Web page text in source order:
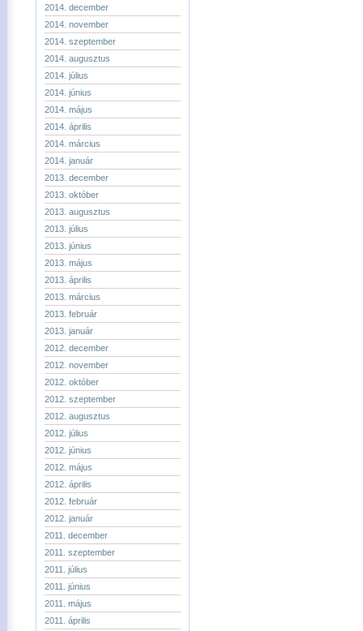
2014. december
2014. november
2014. szeptember
2014. augusztus
2014. július
2014. június
2014. május
2014. április
2014. március
2014. január
2013. december
2013. október
2013. augusztus
2013. július
2013. június
2013. május
2013. április
2013. március
2013. február
2013. január
2012. december
2012. november
2012. október
2012. szeptember
2012. augusztus
2012. július
2012. június
2012. május
2012. április
2012. február
2012. január
2011. december
2011. szeptember
2011. július
2011. június
2011. május
2011. április